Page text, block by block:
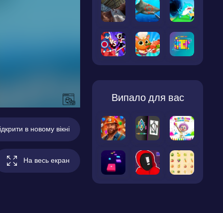
в новому вікні
На весь екран
Випало для вас